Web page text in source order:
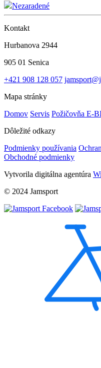
Nezaradené
Kontakt
Hurbanova 2944
905 01 Senica
+421 908 128 057
Mapa stránky
Domov Servis Požičovňa E-
Dôležité odkazy
Podmienky používania
Obchodné podmienky
Vytvorila digitálna agentúra
© 2024 Jamsport